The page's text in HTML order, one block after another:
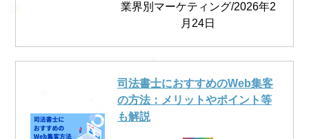
業界別マーケティング/2026年2
月24日
司法書士におすすめのWeb集客
の方法：メリットやポイント等
も解説